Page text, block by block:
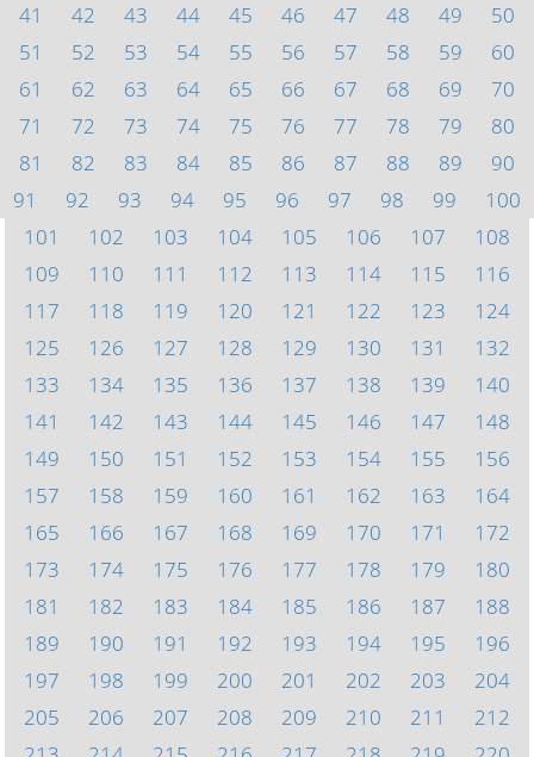
41
42 43 44 45 46 47 48 49
50
51
52 53 54 55 56 57 58 59
60
61
62 63 64 65 66 67 68 69
70
71
72 73 74 75 76 77 78 79
80
81
82 83 84 85 86 87 88 89
90
91
92 93 94 95 96 97 98 99
100
101
102 103 104 105 106 107
108
109
110 111 112 113 114 115
116
117
118 119 120 121 122 123
124
125
126 127 128 129 130 131
132
133
134 135 136 137 138 139
140
141
142 143 144 145 146 147
148
149
150 151 152 153 154 155
156
157
158 159 160 161 162 163
164
165
166 167 168 169 170 171
172
173
174 175 176 177 178 179
180
181
182 183 184 185 186 187
188
189
190 191 192 193 194 195
196
197
198 199 200 201 202 203
204
205
206 207 208 209 210 211
212